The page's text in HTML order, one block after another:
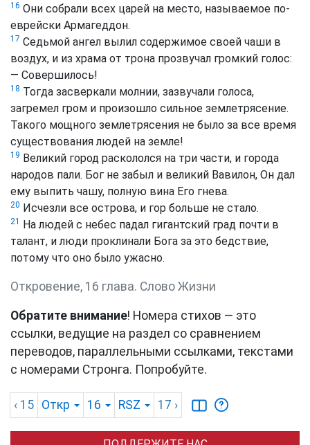
16 Они собрали всех царей на место, называемое по-
еврейски Aрмагеддон.
17 Седьмой ангел вылил содержимое своей чаши в
воздух, и из храма от трона прозвучал громкий голос:
— Совершилось!
18 Тогда засверкали молнии, зазвучали голоса,
загремел гром и произошло сильное землетрясение.
Такого мощного землетрясения не было за все время
существования людей на земле!
19 Великий город раскололся на три части, и города
народов пали. Бог не забыл и великий Вавилон, Он дал
ему выпить чашу, полную вина Его гнева.
20 Исчезли все острова, и гор больше не стало.
21
На людей с небес падал гигантский град почти в
талант, и люди проклинали Бога за это бедствие,
потому что оно было ужасно.
Откровение, 16 глава. Слово Жизни
Обратите внимание! Номера стихов — это
ссылки, ведущие на раздел со сравнением
переводов, параллельными ссылками, текстами
с номерами Стронга. Попробуйте.
‹ 15 Откр 16 RSZ 17 ›